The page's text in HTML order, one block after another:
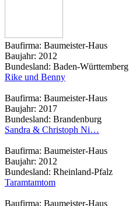
Baufirma: Baumeister-Haus
Baujahr: 2012
Bundesland: Baden-Württemberg
Rike und Benny
Baufirma: Baumeister-Haus
Baujahr: 2017
Bundesland: Brandenburg
Sandra & Christoph Ni…
Baufirma: Baumeister-Haus
Baujahr: 2012
Bundesland: Rheinland-Pfalz
Taramtamtom
Baufirma: Baumeister-Haus